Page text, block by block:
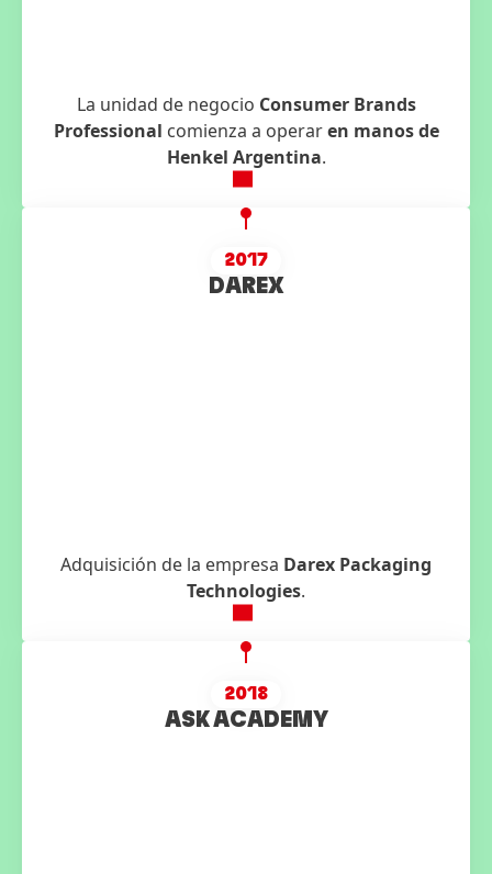
La unidad de negocio Consumer Brands
Professional comienza a operaren manos de
Henkel Argentina.
2017
DAREX
Adquisición de la empresa Darex Packaging
Technologies.
2018
ASK ACADEMY